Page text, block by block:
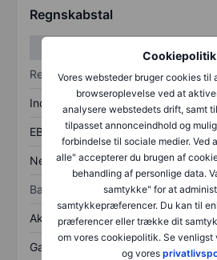
Cookiepolitik
Vores websteder bruger cookies til
browseroplevelse ved at
analysere webstedets drift, samt
tilpasset annonceindhold og
forbindelse til sociale medier. Ved
alle" accepterer du brugen af
behandling af personlige data.
samtykke" for at
samtykkepræferencer. Du kan til
præferencer eller trække dit
om vores cookiepolitik. Se venligst
og vores
Regnskabstal
Resultatopgørelse
Indtægter
EBITDA
Nettoresultat
Balance
Aktiver i alt
Gæld